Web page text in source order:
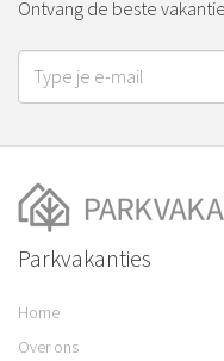
Ontvang de beste
Parkvakanties
Home
Over ons